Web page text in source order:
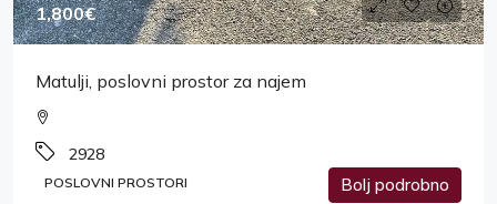
1,800€
Matulji, poslovni prostor za najem
2928
POSLOVNI PROSTORI Bolj podrobno